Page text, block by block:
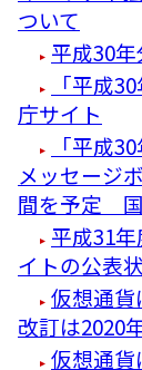
ついて
平成30
「平成
庁サイト
「平成
メッセージ
間を予定
平成31
イトの公表
仮想通
改訂は2020
仮想通